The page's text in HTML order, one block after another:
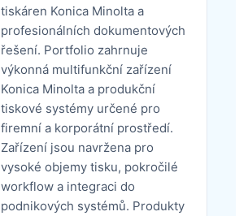
tiskáren Konica Minolta a
profesionálních dokumentových
řešení. Portfolio zahrnuje
výkonná multifunkční zařízení
Konica Minolta a produkční
tiskové systémy určené pro
firemní a korporátní prostředí.
Zařízení jsou navržena pro
vysoké objemy tisku, pokročilé
workflow a integraci do
podnikových systémů. Produkty